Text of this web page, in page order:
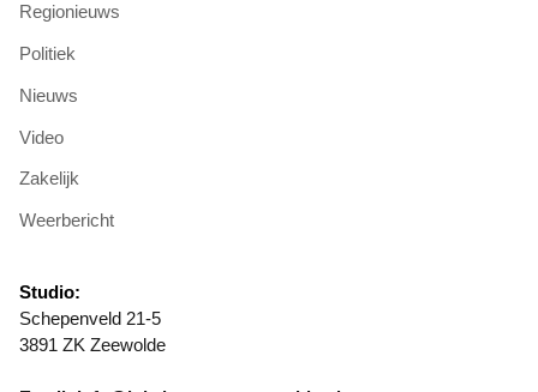
Regionieuws
Politiek
Nieuws
Video
Zakelijk
Weerbericht
Studio:
Schepenveld 21-5
3891 ZK Zeewolde